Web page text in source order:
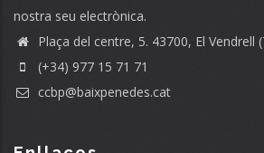
nostra seu electrònica.
Plaça del centre, 5. 43700, El Vendrell
(+34) 977 15 71 71
ccbp@baixpenedes.cat